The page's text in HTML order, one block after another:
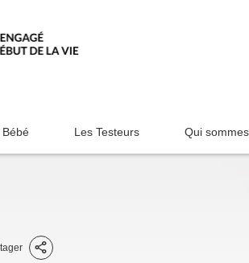
Bébé Les Testeurs Qui